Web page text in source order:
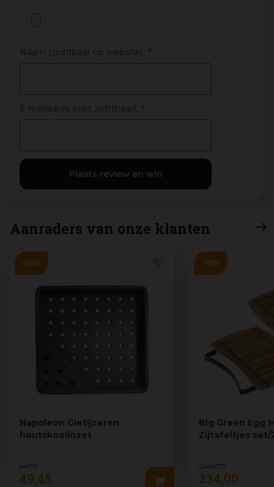
Naam (zichtbaar op website): *
E-mailadres (niet zichtbaar): *
Aanraders van onze klanten
Napoleon Gietijzeren
houtskoolinzet
54 ,95
49,45
Big Green Egg
Zijtafeltjes set/
260 ,00
234,00